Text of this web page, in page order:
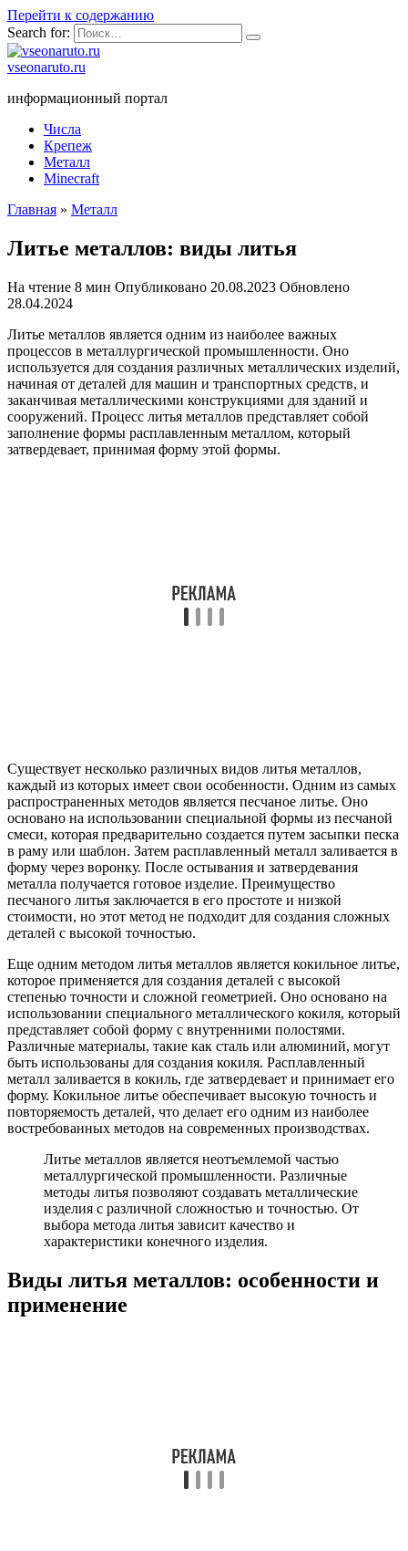
Перейти к содержанию
Search for:
vseonaruto.ru
информационный портал
Числа
Крепеж
Металл
Minecraft
Главная » Металл
Литье металлов: виды литья
На чтение 8 мин Опубликовано 20.08.2023 Обновлено
28.04.2024
Литье металлов является одним из наиболее важных
процессов в металлургической промышленности. Оно
используется для создания различных металлических изделий,
начиная от деталей для машин и транспортных средств, и
заканчивая металлическими конструкциями для зданий и
сооружений. Процесс литья металлов представляет собой
заполнение формы расплавленным металлом, который
затвердевает, принимая форму этой формы.
Существует несколько различных видов литья металлов,
каждый из которых имеет свои особенности. Одним из самых
распространенных методов является песчаное литье. Оно
основано на использовании специальной формы из песчаной
смеси, которая предварительно создается путем засыпки песка
в раму или шаблон. Затем расплавленный металл заливается в
форму через воронку. После остывания и затвердевания
металла получается готовое изделие. Преимущество
песчаного литья заключается в его простоте и низкой
стоимости, но этот метод не подходит для создания сложных
деталей с высокой точностью.
Еще одним методом литья металлов является кокильное литье,
которое применяется для создания деталей с высокой
степенью точности и сложной геометрией. Оно основано на
использовании специального металлического кокиля, который
представляет собой форму с внутренними полостями.
Различные материалы, такие как сталь или алюминий, могут
быть использованы для создания кокиля. Расплавленный
металл заливается в кокиль, где затвердевает и принимает его
форму. Кокильное литье обеспечивает высокую точность и
повторяемость деталей, что делает его одним из наиболее
востребованных методов на современных производствах.
Литье металлов является неотъемлемой частью
металлургической промышленности. Различные
методы литья позволяют создавать металлические
изделия с различной сложностью и точностью. От
выбора метода литья зависит качество и
характеристики конечного изделия.
Виды литья металлов: особенности и
применение